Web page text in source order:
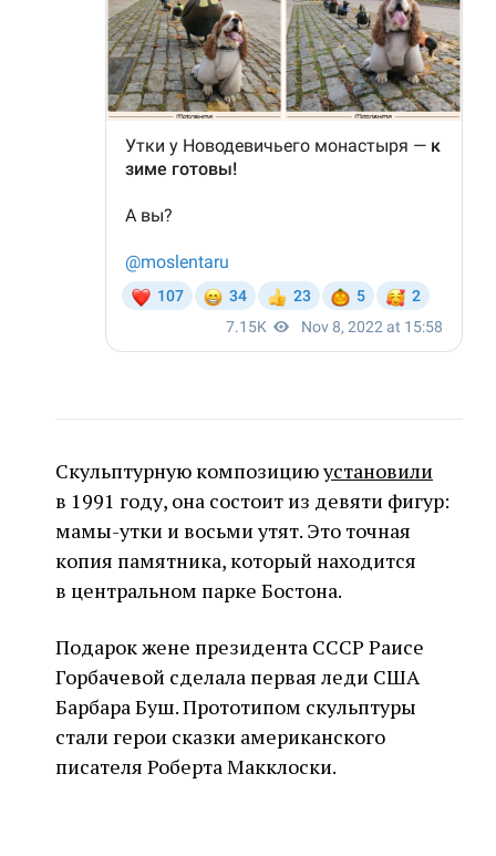
Скульптурную композициюустановили
в 1991 году, она состоит из девяти фигур:
мамы-утки и восьми утят. Это точная
копия памятника, который находится
в центральном парке Бостона.
Подарок жене президента СССР Раисе
Горбачевой сделала первая леди США
Барбара Буш. Прототипом скульптуры
стали герои сказки американского
писателя Роберта Макклоски.